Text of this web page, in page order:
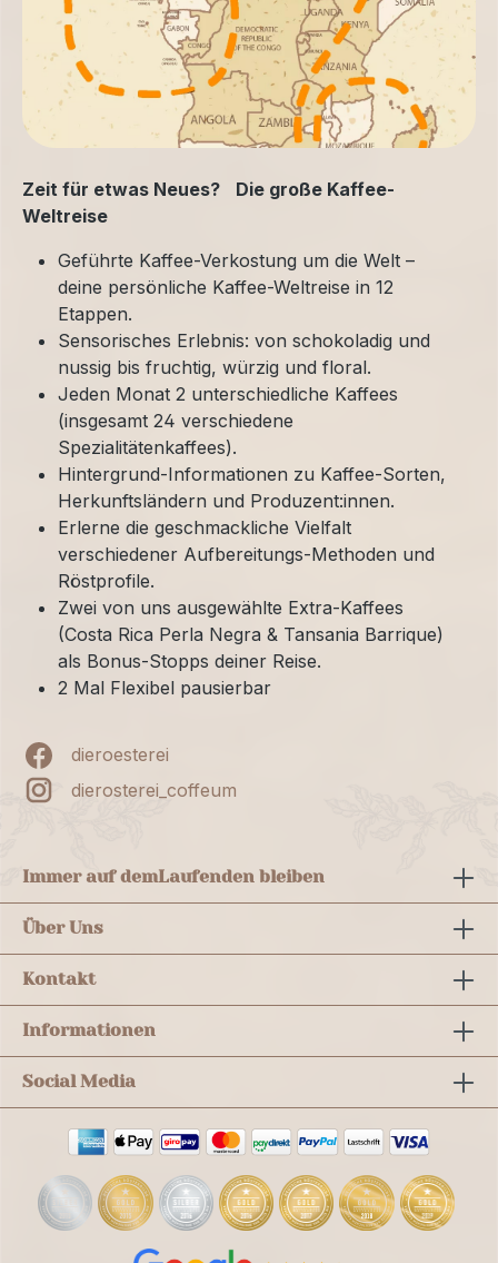
Zeit für etwas Neues? Die große Kaffee-
Weltreise
Geführte Kaffee-Verkostung um die Welt –
deine persönliche Kaffee-Weltreise in 12
Etappen.
Sensorisches Erlebnis: von schokoladig und
nussig bis fruchtig, würzig und floral.
Jeden Monat 2 unterschiedliche Kaffees
(insgesamt 24 verschiedene
Spezialitätenkaffees).
Hintergrund-Informationen zu Kaffee-Sorten,
Herkunftsländern und Produzent:innen.
Erlerne die geschmackliche Vielfalt
verschiedener Aufbereitungs-Methoden und
Röstprofile.
Zwei von uns ausgewählte Extra-Kaffees
(Costa Rica Perla Negra & Tansania Barrique)
als Bonus-Stopps deiner Reise.
2 Mal Flexibel pausierbar
dieroesterei
dierosterei_coffeum
Immer auf demLaufenden bleiben
Über Uns
Kontakt
Informationen
Social Media